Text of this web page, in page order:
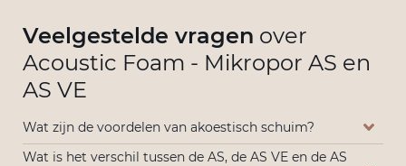
Veelgestelde vragen over
Acoustic Foam - Mikropor AS en
AS VE
Wat zijn de voordelen van akoestisch schuim?
Wat is het verschil tussen de AS, de AS VE en de AS